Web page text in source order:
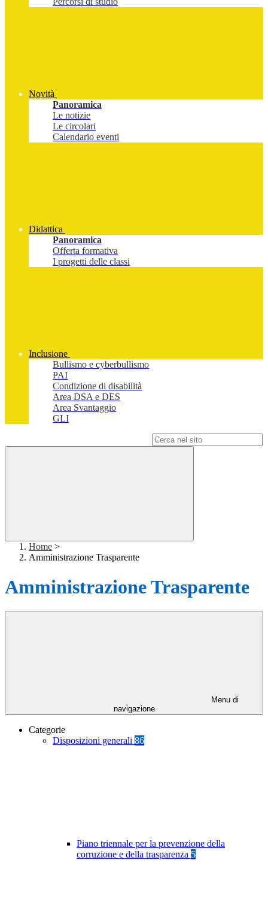
Novità
Panoramica
Le notizie
Le circolari
Calendario eventi
Didattica
Panoramica
Offerta formativa
I progetti delle classi
Inclusione
Bullismo e cyberbullismo
PAI
Condizione di disabilità
Area DSA e DES
Area Svantaggio
GLI
Home >
Amministrazione Trasparente
Amministrazione Trasparente
Menu di
navigazione
Categorie
Disposizioni generali 86
Piano triennale per la prevenzione della
corruzione e della trasparenza 5